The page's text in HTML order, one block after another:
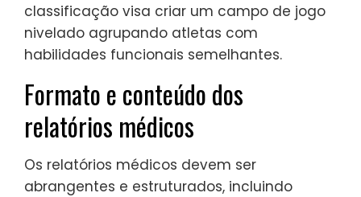
classificação visa criar um campo de jogo
nivelado agrupando atletas com
habilidades funcionais semelhantes.
Formato e conteúdo dos
relatórios médicos
Os relatórios médicos devem ser
abrangentes e estruturados, incluindo